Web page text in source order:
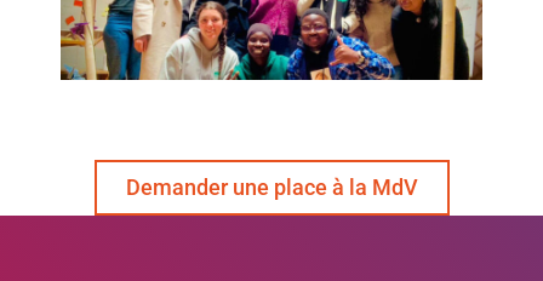
Demander une place à la MdV